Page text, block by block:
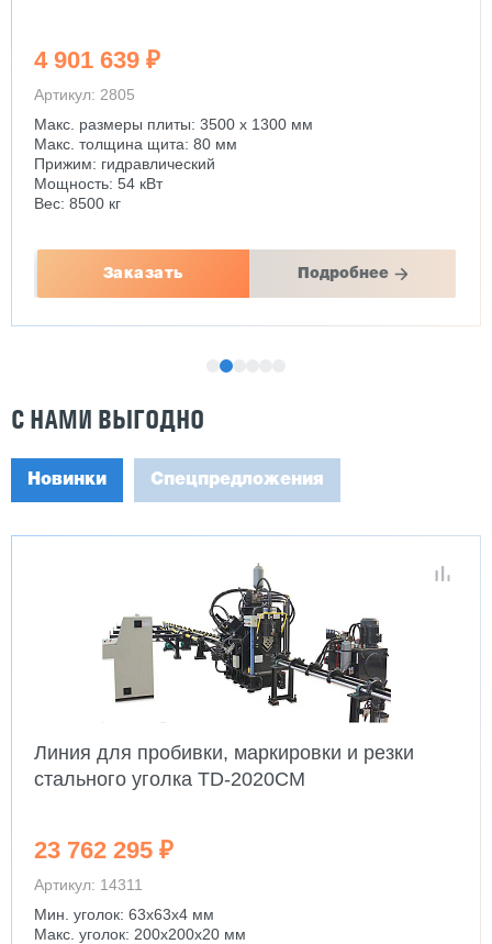
4 901 639 ₽
Артикул: 2805
Макс. размеры плиты: 3500 х 1300 мм
Макс. толщина щита: 80 мм
Прижим: гидравлический
Мощность: 54 кВт
Вес: 8500 кг
Заказать Подробнее
С НАМИ ВЫГОДНО
Новинки Спецпредложения
Линия для пробивки, маркировки и резки
стального уголка TD-2020CM
23 762 295 ₽
Артикул: 14311
Мин. уголок: 63x63x4 мм
Макс. уголок: 200x200x20 мм